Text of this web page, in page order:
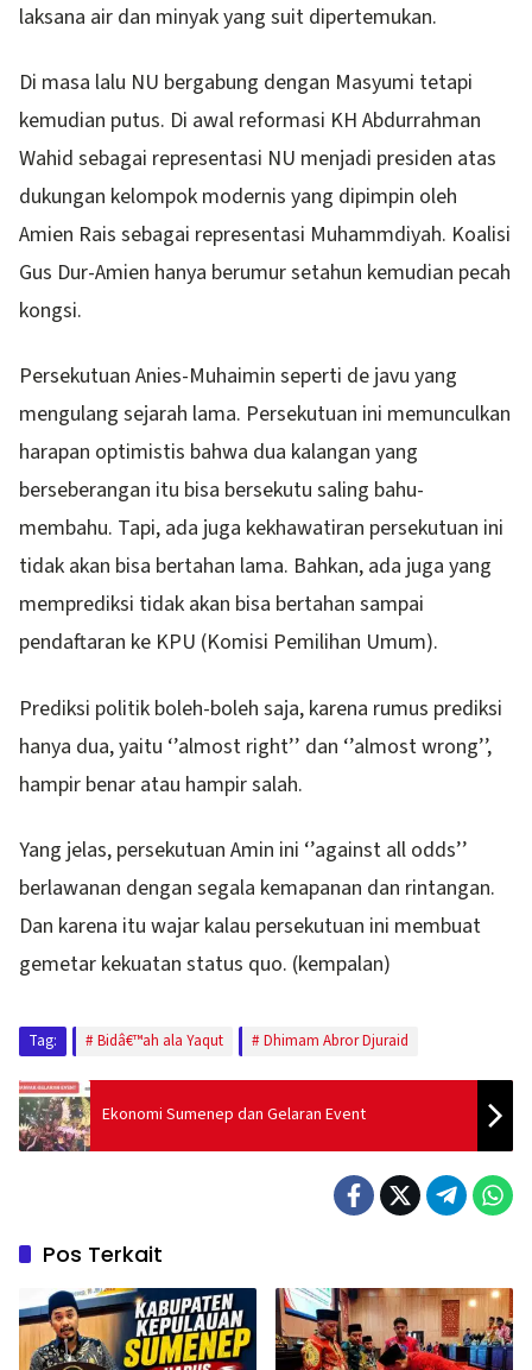
laksana air dan minyak yang suit dipertemukan.
Di masa lalu NU bergabung dengan Masyumi tetapi
kemudian putus. Di awal reformasi KH Abdurrahman
Wahid sebagai representasi NU menjadi presiden atas
dukungan kelompok modernis yang dipimpin oleh
Amien Rais sebagai representasi Muhammdiyah. Koalisi
Gus Dur-Amien hanya berumur setahun kemudian pecah
kongsi.
Persekutuan Anies-Muhaimin seperti de javu yang
mengulang sejarah lama. Persekutuan ini memunculkan
harapan optimistis bahwa dua kalangan yang
berseberangan itu bisa bersekutu saling bahu-
membahu. Tapi, ada juga kekhawatiran persekutuan ini
tidak akan bisa bertahan lama. Bahkan, ada juga yang
memprediksi tidak akan bisa bertahan sampai
pendaftaran ke KPU (Komisi Pemilihan Umum).
Prediksi politik boleh-boleh saja, karena rumus prediksi
hanya dua, yaitu ‘’almost right’’ dan ‘’almost wrong’’,
hampir benar atau hampir salah.
Yang jelas, persekutuan Amin ini ‘’against all odds’’
berlawanan dengan segala kemapanan dan rintangan.
Dan karena itu wajar kalau persekutuan ini membuat
gemetar kekuatan status quo. (kempalan)
Tag: Bidâ€™ah ala Yaqut Dhimam Abror Djuraid
Ekonomi Sumenep dan Gelaran Event
Pos Terkait